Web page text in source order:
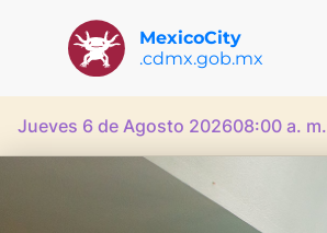
MexicoCity
.cdmx.gob.mx
Jueves 6 de Agosto 202608:00 a. m.